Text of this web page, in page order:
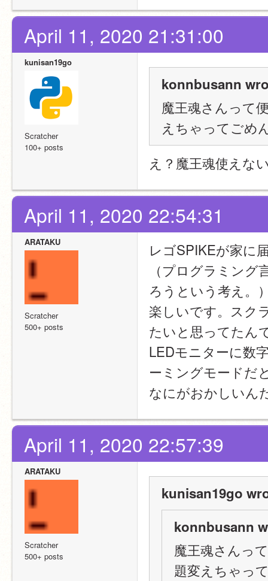
April 11, 2020 21:31:00
kunisan19go
Scratcher
100+ posts
konnbusann
魔王魂さんって
えちゃってごめ
え？魔王魂使えな
April 11, 2020 22:54:31
ARATAKU
Scratcher
500+ posts
レゴSPIKEが家に
（プログラミン
ろうという考え。
楽しいです。スク
たいと思ってたん
LEDモニターに数
ーミングモードだ
なにがおかしい
April 11, 2020 22:57:39
ARATAKU
Scratcher
500+ posts
kunisan19go
konnbusann
魔王魂さんっ
題変えちゃっ